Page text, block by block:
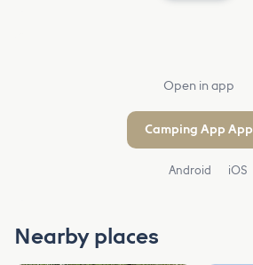
Open in app
Camping App App
Android iOS
Nearby places